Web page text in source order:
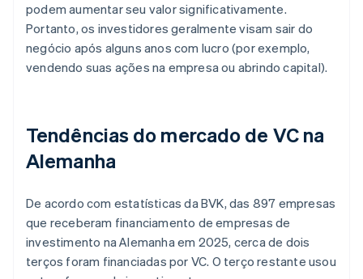
podem aumentar seu valor significativamente.
Portanto, os investidores geralmente visam sair do
negócio após alguns anos com lucro (por exemplo,
vendendo suas ações na empresa ou abrindo capital).
Tendências do mercado de VC na
Alemanha
De acordo com estatísticas da BVK, das 897 empresas
que receberam financiamento de empresas de
investimento na Alemanha em 2025, cerca de dois
terços foram financiadas por VC. O terço restante usou